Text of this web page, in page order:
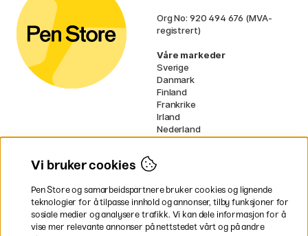
Org No: 920 494 676 (MVA-
registrert)
Våre markeder
Sverige
Danmark
Finland
Frankrike
Irland
Nederland
Tyskland
* Spesifikkefraktvilkårgjelder for
voluminøse varer.
Vi bruker cookies
Pen Store og samarbeidspartnere bruker cookies og lignende
teknologier for å tilpasse innhold og annonser, tilby funksjoner for
sosiale medier og analysere trafikk. Vi kan dele informasjon for å
vise mer relevante annonser på nettstedet vårt og på andre